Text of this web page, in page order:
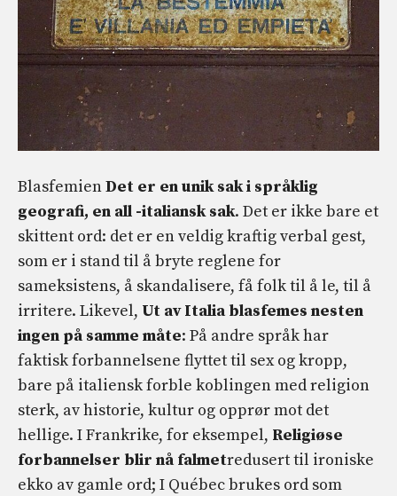
BlasfemienDet er en unik sak i språklig
geografi, en all -italiansk sak. Det er ikke bare et
skittent ord: det er en veldig kraftig verbal gest,
som er i stand til å bryte reglene for
sameksistens, å skandalisere, få folk til å le, til å
irritere. Likevel, Ut av Italia blasfemes nesten
ingen på samme måte: På andre språk har
faktisk forbannelsene flyttet til sex og kropp,
bare på italiensk forble koblingen med religion
sterk, av historie, kultur og opprør mot det
hellige. I Frankrike, for eksempel, Religiøse
forbannelser blir nå falmetredusert til ironiske
ekko av gamle ord; I Québec brukes ord som